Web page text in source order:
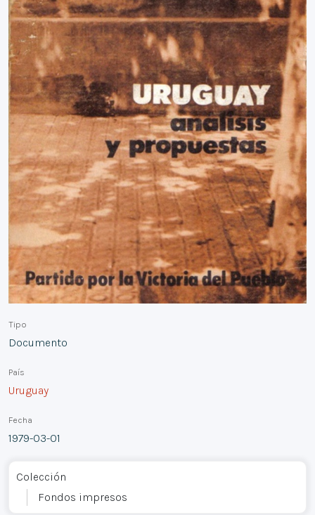
Tipo
Documento
País
Uruguay
Fecha
1979-03-01
Colección
Fondos impresos